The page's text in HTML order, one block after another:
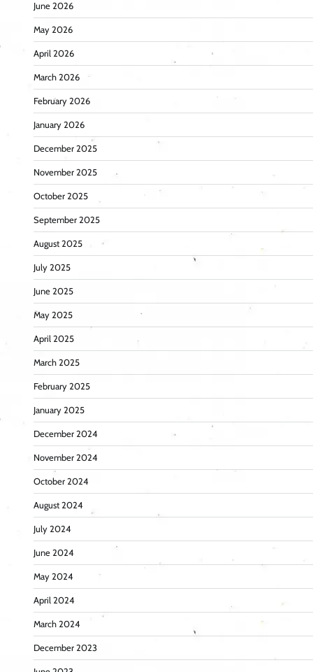
June 2026
May 2026
April 2026
March 2026
February 2026
January 2026
December 2025
November 2025
October 2025
September 2025
August 2025
July 2025
June 2025
May 2025
April 2025
March 2025
February 2025
January 2025
December 2024
November 2024
October 2024
August 2024
July 2024
June 2024
May 2024
April 2024
March 2024
December 2023